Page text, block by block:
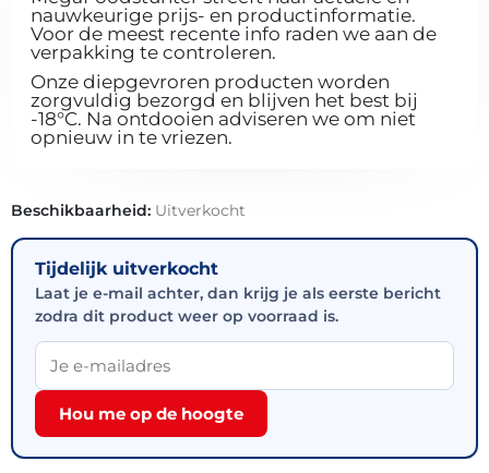
nauwkeurige prijs- en productinformatie.
Voor de meest recente info raden we aan de
verpakking te controleren.
Onze diepgevroren producten worden
zorgvuldig bezorgd en blijven het best bij
-18°C. Na ontdooien adviseren we om niet
opnieuw in te vriezen.
Beschikbaarheid: Uitverkocht
Tijdelijk uitverkocht
Laat je e-mail achter, dan krijg je als eerste bericht
zodra dit product weer op voorraad is.
Hou me op de hoogte